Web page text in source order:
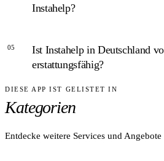
und Smartphone. Zusätzlich
Instahelp?
Laut Anbieter melden sich viele
24 Stunden. Das ist deutlich
05
Ist Instahelp in Deutschland
erstattungsfähig?
ANTWORT
Nein. Psychologische Beratung
von gesetzlichen noch von
DIESE APP IST GELISTET IN
Kategorien
Entdecke weitere Services und